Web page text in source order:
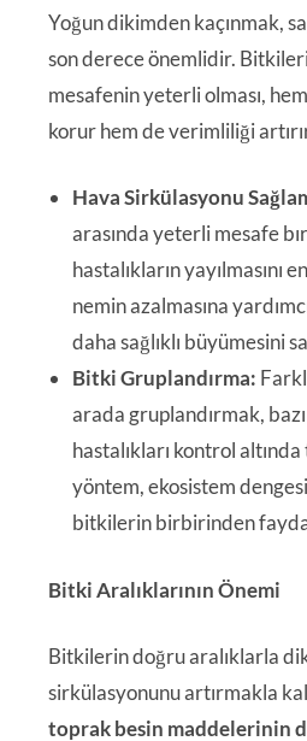
Yoğun dikimden kaçınmak,
son derece önemlidir.
mesafenin yeterli olması,
korur hem de verimliliği
Hava Sirkülasyonu
arasında yeterli mesafe
hastalıkların yayılmasını
nemin azalmasına
daha sağlıklı büyümesini
Bitki Gruplandırma:
arada gruplandırmak,
hastalıkları kontrol
yöntem, ekosistem
bitkilerin birbirinden
Bitki Aralıklarının Önemi
Bitkilerin doğru aralıklarla
sirkülasyonunu artırmakla
toprak besin maddelerinin